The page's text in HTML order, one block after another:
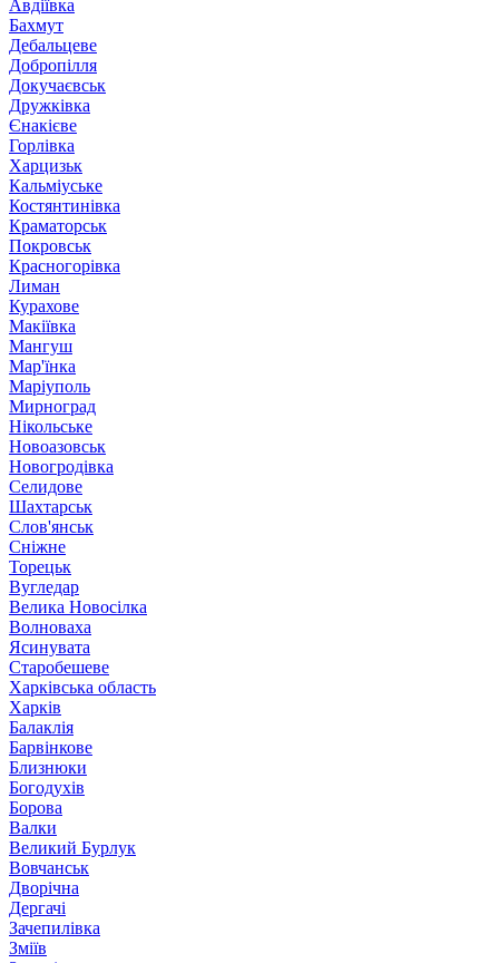
Авдіївка
Бахмут
Дебальцеве
Добропілля
Докучаєвськ
Дружківка
Єнакієве
Горлівка
Харцизьк
Кальміуське
Костянтинівка
Краматорськ
Покровськ
Красногорівка
Лиман
Курахове
Макіївка
Мангуш
Мар'їнка
Маріуполь
Мирноград
Нікольське
Новоазовськ
Новогродівка
Селидове
Шахтарськ
Слов'янськ
Сніжне
Торецьк
Вугледар
Велика Новосілка
Волноваха
Ясинувата
Старобешеве
Харківська область
Харків
Балаклія
Барвінкове
Близнюки
Богодухів
Борова
Валки
Великий Бурлук
Вовчанськ
Дворічна
Дергачі
Зачепилівка
Зміїв